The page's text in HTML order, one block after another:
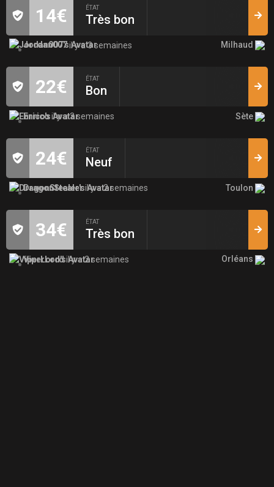
14€ ÉTAT
Très bon
Jordan007il y a 3 semaines Milhaud
22€ ÉTAT
Bon
Enricoil y a 3 semaines Sète
24€ ÉTAT
Neuf
DragonStealeril y a 2 semaines Toulon
34€ ÉTAT
Très bon
ViperLordil y a 2 semaines Orléans